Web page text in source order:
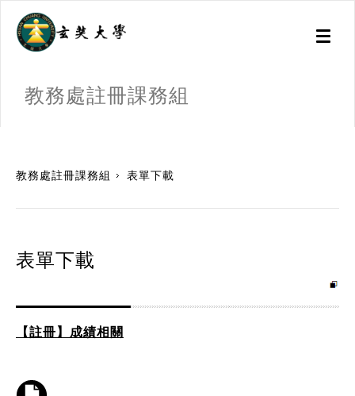
Toggle
教務處註冊課務組
教務處註冊課務組 表單下載
表單下載
【註冊】成績相關